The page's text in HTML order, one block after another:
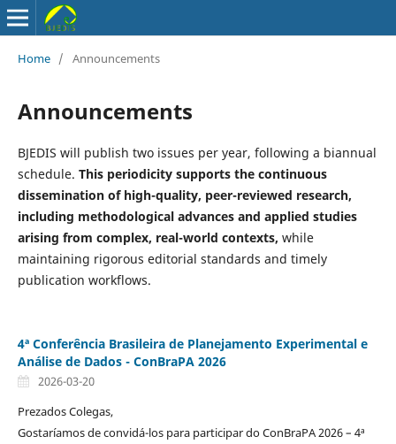
Home / Announcements
Announcements
BJEDIS will publish two issues per year, following a biannual
schedule. This periodicity supports the continuous
dissemination of high-quality, peer-reviewed research,
including methodological advances and applied studies
arising from complex, real-world contexts, while
maintaining rigorous editorial standards and timely
publication workflows.
4ª Conferência Brasileira de Planejamento Experimental e
Análise de Dados - ConBraPA 2026
2026-03-20
Prezados Colegas,
Gostaríamos de convidá-los para participar do ConBraPA 2026 – 4ª